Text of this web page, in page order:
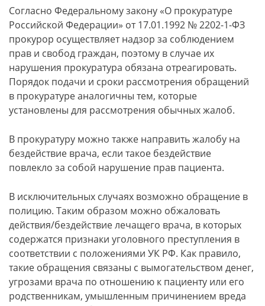
Согласно Федеральному закону «О прокуратуре
Российской Федерации» от 17.01.1992 № 2202-1-ФЗ
прокурор осуществляет надзор за соблюдением
прав и свобод граждан, поэтому в случае их
нарушения прокуратура обязана отреагировать.
Порядок подачи и сроки рассмотрения обращений
в прокуратуре аналогичны тем, которые
установлены для рассмотрения обычных жалоб.
В прокуратуру можно также направить жалобу на
бездействие врача, если такое бездействие
повлекло за собой нарушение прав пациента.
В исключительных случаях возможно обращение в
полицию. Таким образом можно обжаловать
действия/бездействие лечащего врача, в которых
содержатся признаки уголовного преступления в
соответствии с положениями УК РФ. Как правило,
такие обращения связаны с вымогательством денег,
угрозами врача по отношению к пациенту или его
родственникам, умышленным причинением вреда